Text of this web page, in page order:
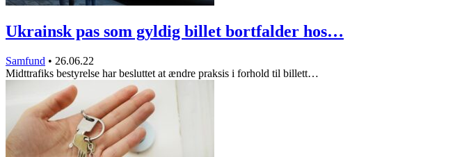
Ukrainsk pas som gyldig billet bortfalder hos…
Samfund • 26.06.22
Midttrafiks bestyrelse har besluttet at ændre praksis i forhold til billett…